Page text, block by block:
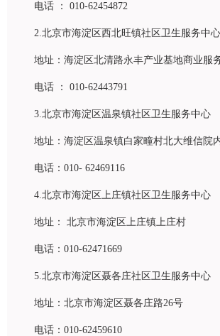
电话 ： 010-62454872
2.北京市海淀区西北旺镇社区卫生服务中心
地址：海淀区北清路永丰产业基地商业服
电话 ： 010-62443791
3.北京市海淀区温泉镇社区卫生服务中心
地址：海淀区温泉镇白家疃村北大维信院
电话：010- 62469116
4.北京市海淀区上庄镇社区卫生服务中心
地址： 北京市海淀区上庄镇上庄村
电话：010-62471669
5.北京市海淀区聂各庄社区卫生服务中心
地址：北京市海淀区聂各庄路26号
电话：010-62459610